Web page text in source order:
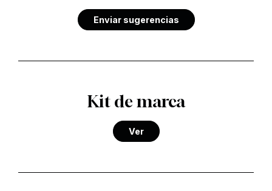
Enviar sugerencias
Kit de marca
Ver